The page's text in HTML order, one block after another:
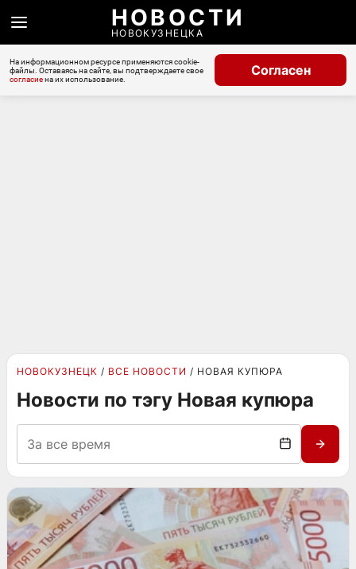
НОВОСТИ
НОВОКУЗНЕЦКА
На информационном ресурсе применяются cookie-
файлы. Оставаясь на сайте, вы подтверждаете свое
согласиена их использование.
Согласен
НОВОКУЗНЕЦК ВСЕ НОВОСТИ НОВАЯ КУПЮРА
Новости по тэгу Новая купюра